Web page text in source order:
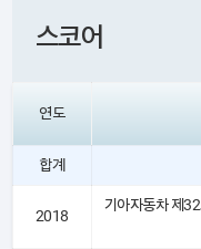
스코어
연도
합계
2018
기아자동차 제